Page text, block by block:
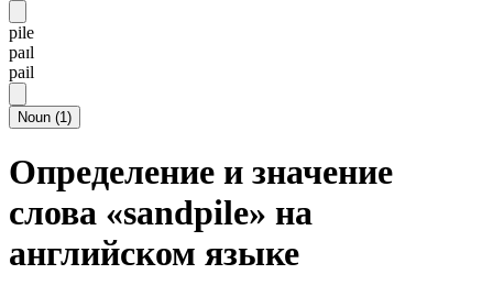
pile
paɪl
pail
Noun (1)
Определение и значение
слова «sandpile» на
английском языке